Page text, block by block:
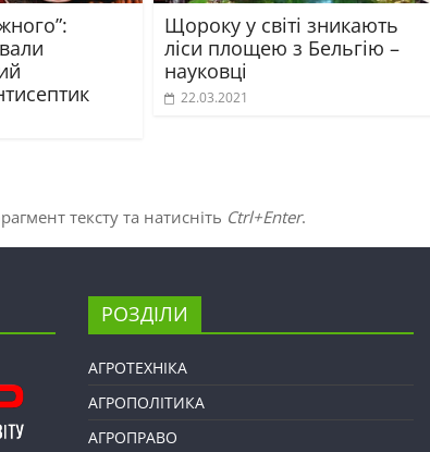
Щороку у світі зникають
ліси площею з Бельгію –
науковці
22.03.2021
тексту та натисніть Ctrl+Enter.
РОЗДІЛИ
АГРОТЕХНІКА
АГРОПОЛІТИКА
АГРОПРАВО